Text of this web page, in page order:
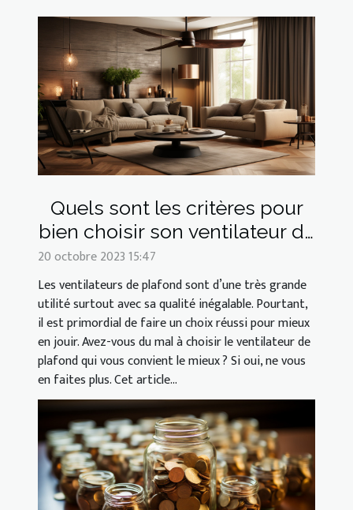
Quels sont les critères pour
bien choisir son ventilateur de
plafond ?
20 octobre 2023 15:47
Les ventilateurs de plafond sont d’une très grande
utilité surtout avec sa qualité inégalable. Pourtant,
il est primordial de faire un choix réussi pour mieux
en jouir. Avez-vous du mal à choisir le ventilateur de
plafond qui vous convient le mieux ? Si oui, ne vous
en faites plus. Cet article...